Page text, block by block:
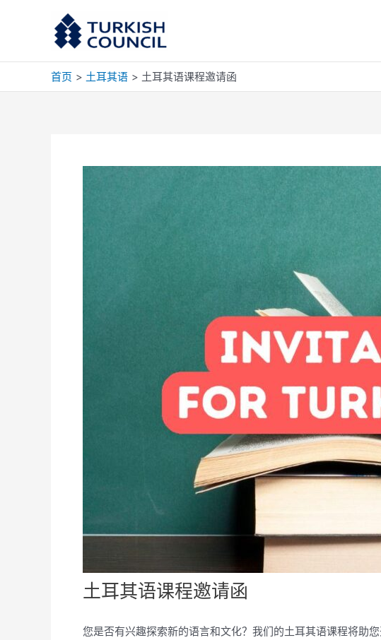
容
首页 土耳其语 土耳其语课程邀请函
土耳其语课程邀请函
您是否有兴趣探索新的语言和文化？我们的土耳其语课程将助